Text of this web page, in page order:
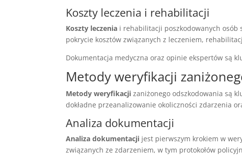
Koszty leczenia i rehabilitacji
Koszty leczenia i rehabilitacji poszkodowanych osób
pokrycie kosztów związanych z leczeniem,
Dokumentacja medyczna oraz opinie ekspertów są
Metody weryfikacji
Metody weryfikacji zaniżonego odszkodowania są
dokładne przeanalizowanie okoliczności zdarzenia
Analiza dokumentacji
Analiza dokumentacji jest pierwszym krokiem w
związanych ze zdarzeniem, w tym protokołów